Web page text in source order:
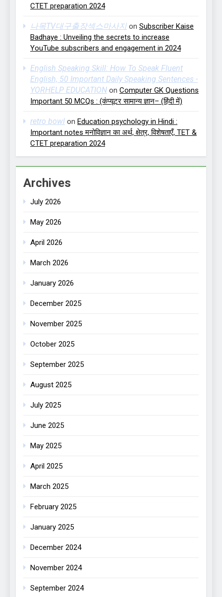
CTET preparation 2024
나목TV대구출장섹스마사지 on Subscriber Kaise
Badhaye : Unveiling the secrets to increase
YouTube subscribers and engagement in 2024
English Speaking Skill: How To Speak Fluent
English, 50 Important Daily Speaking Sentences -
YORHELP EDUCATION on Computer GK Questions
Important 50 MCQs : (कंप्यूटर सामान्य ज्ञान– (हिंदी में)
retro bowl on Education psychology in Hindi :
Important notes मनोविज्ञान का अर्थ, क्षेत्र, विशेषताएँ, TET &
CTET preparation 2024
Archives
July 2026
May 2026
April 2026
March 2026
January 2026
December 2025
November 2025
October 2025
September 2025
August 2025
July 2025
June 2025
May 2025
April 2025
March 2025
February 2025
January 2025
December 2024
November 2024
September 2024